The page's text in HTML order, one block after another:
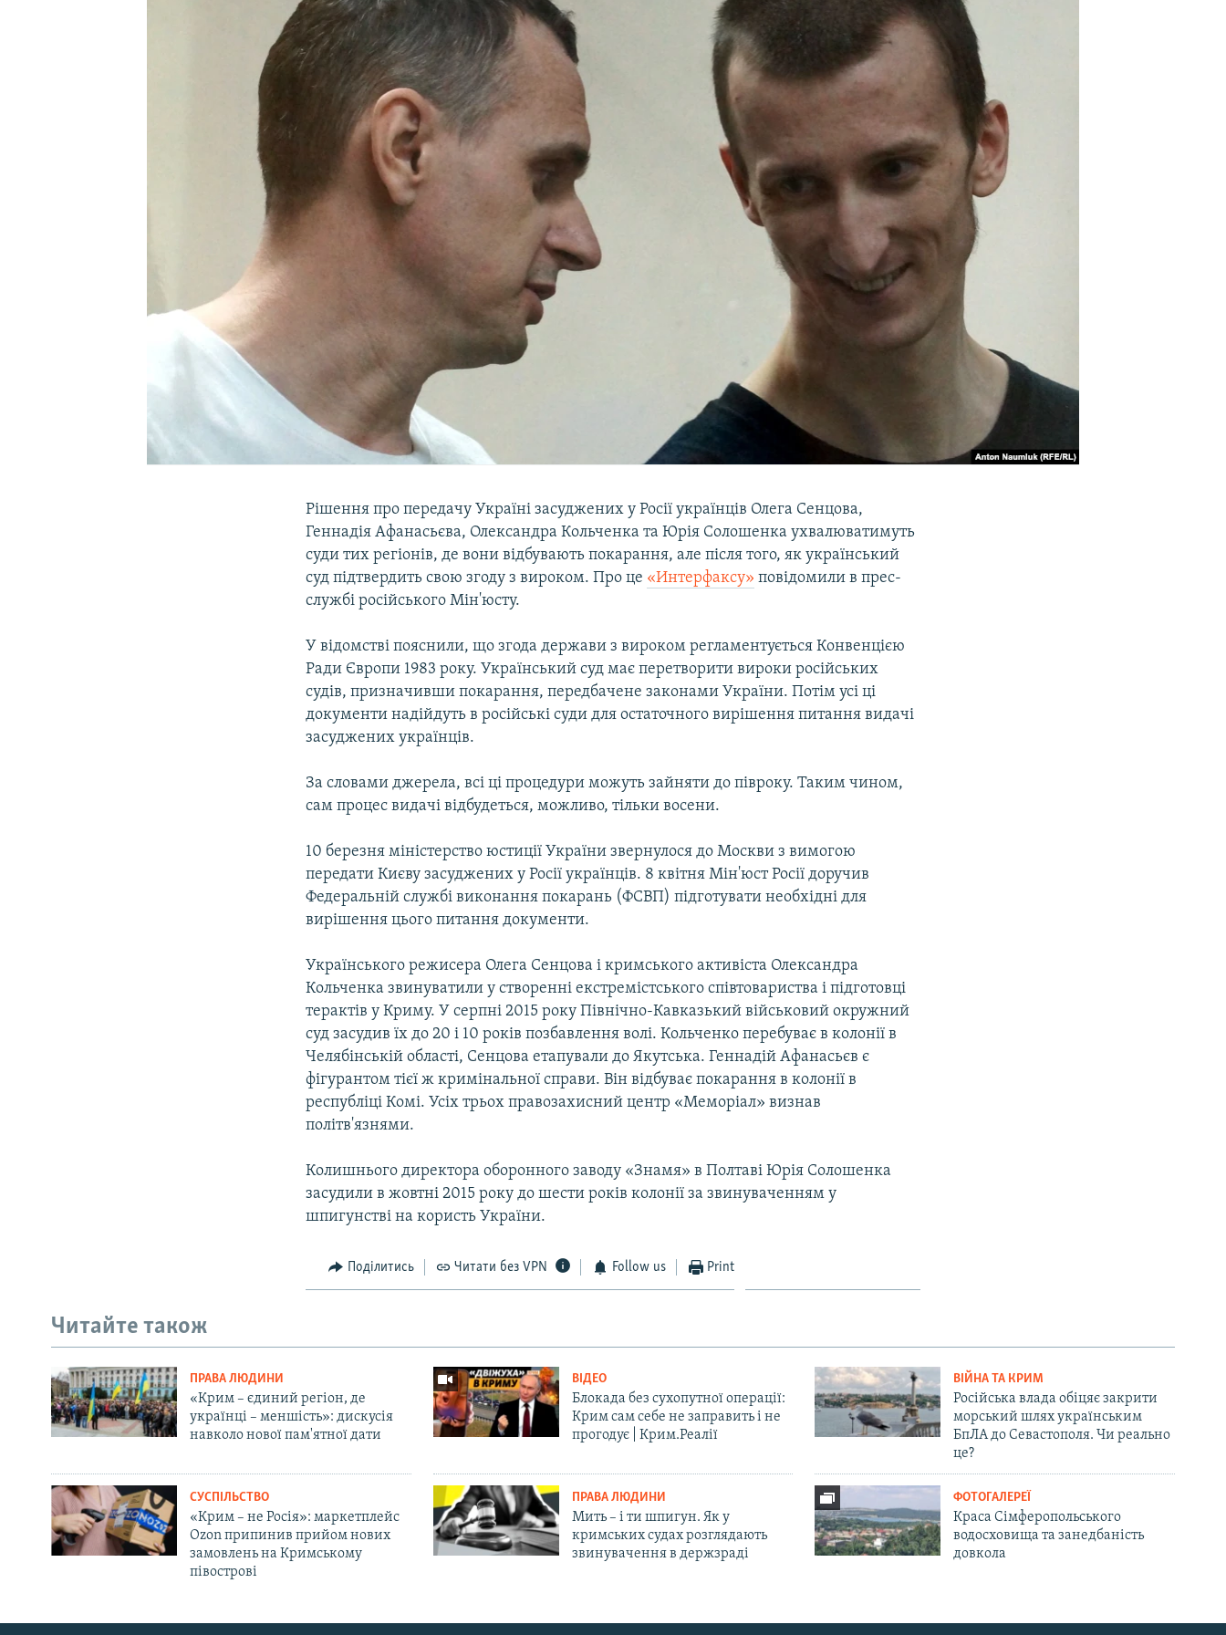
Русский
Рішення про передачу Україні засуджених у Росії українців Олега Сенцова,
Геннадія Афанасьєва, Олександра Кольченка та Юрія Солошенка ухвалюватимуть
суди тих регіонів, де вони відбувають покарання, але після того, як український
суд підтвердить свою згоду з вироком. Про це «Интерфаксу» повідомили в прес-
службі російського Мін'юсту.
У відомстві пояснили, що згода держави з вироком регламентується Конвенцією
Ради Європи 1983 року. Український суд має перетворити вироки російських
судів, призначивши покарання, передбачене законами України. Потім усі ці
документи надійдуть в російські суди для остаточного вирішення питання видачі
засуджених українців.
За словами джерела, всі ці процедури можуть зайняти до півроку. Таким чином,
сам процес видачі відбудеться, можливо, тільки восени.
10 березня міністерство юстиції України звернулося до Москви з вимогою
передати Києву засуджених у Росії українців. 8 квітня Мін'юст Росії доручив
Федеральній службі виконання покарань (ФСВП) підготувати необхідні для
вирішення цього питання документи.
Українського режисера Олега Сенцова і кримського активіста Олександра
Кольченка звинуватили у створенні екстремістського співтовариства і підготовці
терактів у Криму. У серпні 2015 року Північно-Кавказький військовий окружний
суд засудив їх до 20 і 10 років позбавлення волі. Кольченко перебуває в колонії в
Челябінській області, Сенцова етапували до Якутська. Геннадій Афанасьєв є
фігурантом тієї ж кримінальної справи. Він відбуває покарання в колонії в
республіці Комі. Усіх трьох правозахисний центр «Меморіал» визнав
політв'язнями.
Колишнього директора оборонного заводу «Знамя» в Полтаві Юрія Солошенка
засудили в жовтні 2015 року до шести років колонії за звинуваченням у
шпигунстві на користь України.
Поділитись Читати без VPN Follow us Print
Читайте також
ПРАВА ЛЮДИНИ
«Крим – єдиний регіон, де
українці – меншість»: дискусія
навколо нової пам'ятної дати
ВІДЕО
Блокада без сухопутної операції:
Крим сам себе не заправить і не
прогодує | Крим.Реалії
ВІЙНА ТА КРИМ
Російська влада обіцяє закрити
морський шлях українським
БпЛА до Севастополя. Чи реально
це?
СУСПІЛЬСТВО
«Крим – не Росія»: маркетплейс
Ozon припинив прийом нових
замовлень на Кримському
півострові
ПРАВА ЛЮДИНИ
Мить – і ти шпигун. Як у
кримських судах розглядають
звинувачення в держзраді
ФОТОГАЛЕРЕЇ
Краса Сімферопольського
водосховища та занедбаність
довкола